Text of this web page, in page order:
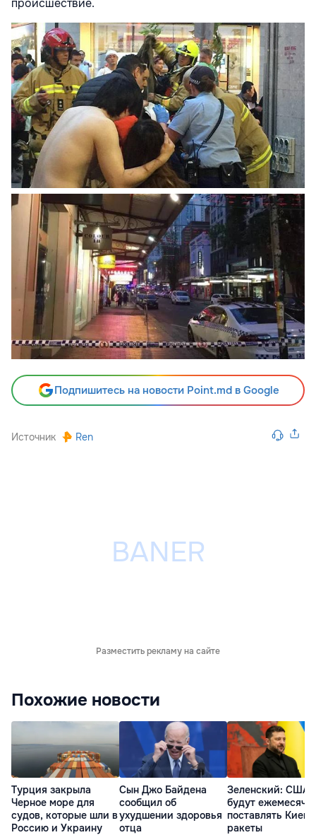
Подпишитесь на новости Point.md в Google
Источник Ren
Разместить рекламу на сайте
Похожие новости
Турция закрыла
Черное море для
судов, которые шли в
Россию и Украину
Сын Джо Байдена
сообщил об
ухудшении здоровья
отца
Зеленский: США
будут
поставлять Киеву
ракеты